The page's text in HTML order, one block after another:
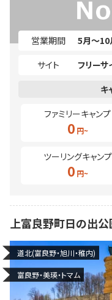
営業期間
5月～10
サイト
フリーサ
ファミリーキャンプ
0
ツーリングキャンプ
0
上富良野町日の出公
道北(富良野・旭川・稚内)
富良野・美瑛・トマム